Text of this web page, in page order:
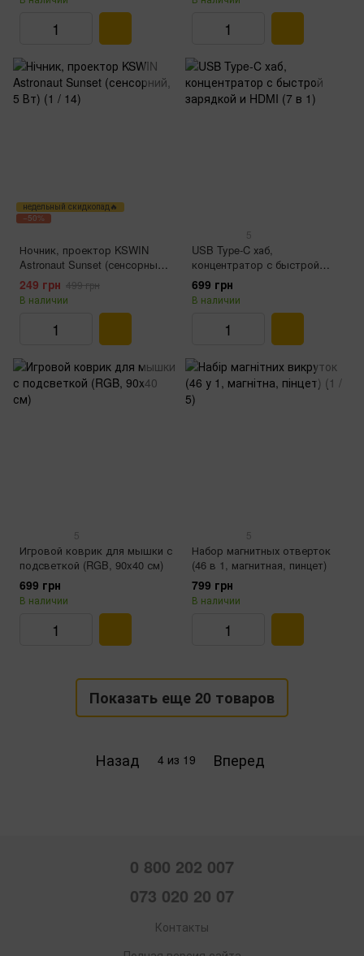
недельный скидкопад🔥
−50%
Ночник, проектор KSWIN
Astronaut Sunset (сенсорный,
5 Вт)
249 грн 499 грн
В наличии
5
USB Type-C хаб,
концентратор с быстрой
зарядкой и HDMI (7 в 1)
699 грн
В наличии
5
Игровой коврик для мышки с
подсветкой (RGB, 90x40 см)
699 грн
В наличии
5
Набор магнитных отверток
(46 в 1, магнитная, пинцет)
799 грн
В наличии
Показать еще 20 товаров
Назад 4 из 19 Вперед
0 800 202 007
073 020 20 07
Контакты